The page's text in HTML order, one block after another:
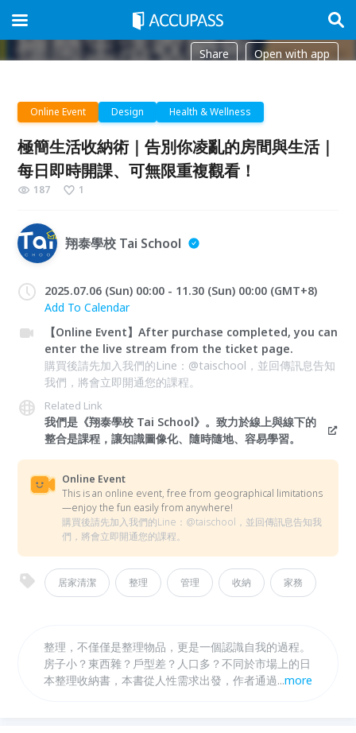
Share Open with app
Online Event Design Health & Wellness
極簡生活收納術｜告別你凌亂的房間與生活｜
每日即時開課、可無限重複觀看！
187 1
翔泰學校 Tai School
2025.07.06 (Sun) 00:00 - 11.30 (Sun) 00:00 (GMT+8)
Add To Calendar
【Online Event】After purchase completed, you can
enter the live stream from the ticket page.
購買後請先加入我們的Line：@taischool，並回傳訊息告知
我們，將會立即開通您的課程。
Related Link
我們是《翔泰學校 Tai School》。致力於線上與線下的
整合是課程，讓知識圖像化、隨時隨地、容易學習。
Online Event
This is an online event, free from geographical limitations
—enjoy the fun easily from anywhere!
購買後請先加入我們的Line：@taischool，並回傳訊息告知我
們，將會立即開通您的課程。
居家清潔 整理 管理 收納 家務
整理，不僅僅是整理物品，更是一個認識自我的過程。
房子小？東西雜？戶型差？人口多？不同於市場上的日
本整理收納書，本書從人性需求出發，作者通過親手為
...more